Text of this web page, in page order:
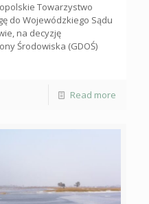
Towarzystwo
do Wojewódzkiego Sądu
na decyzję
Środowiska (GDOŚ)
Read more